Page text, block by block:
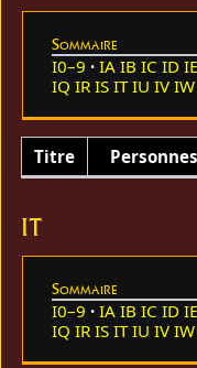
Sommaire
I0–9 IA IB IC ID IE
IQ IR IS IT IU IV IW
Titre
IT
Sommaire
I0–9 IA IB IC ID IE
IQ IR IS IT IU IV IW